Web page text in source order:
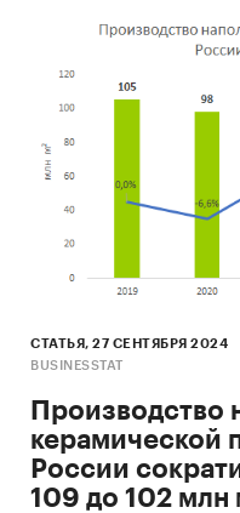
СТАТЬЯ, 27 СЕНТЯБРЯ 2024
BUSINESSTAT
Производство
керамической
России
109 до 102 млн